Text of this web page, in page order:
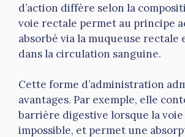
d’action diffère selon la
voie rectale permet au principe
absorbé via la muqueuse
dans la circulation sanguine.
Cette forme d’administration
avantages. Par exemple, elle
barrière digestive lorsque la
impossible, et permet une